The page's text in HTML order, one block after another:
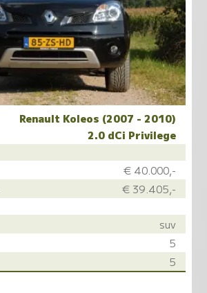
Renault Koleos (2007 - 2010)
2.0 dCi Privilege
€ 40.000,-
€ 39.405,-
suv
5
5